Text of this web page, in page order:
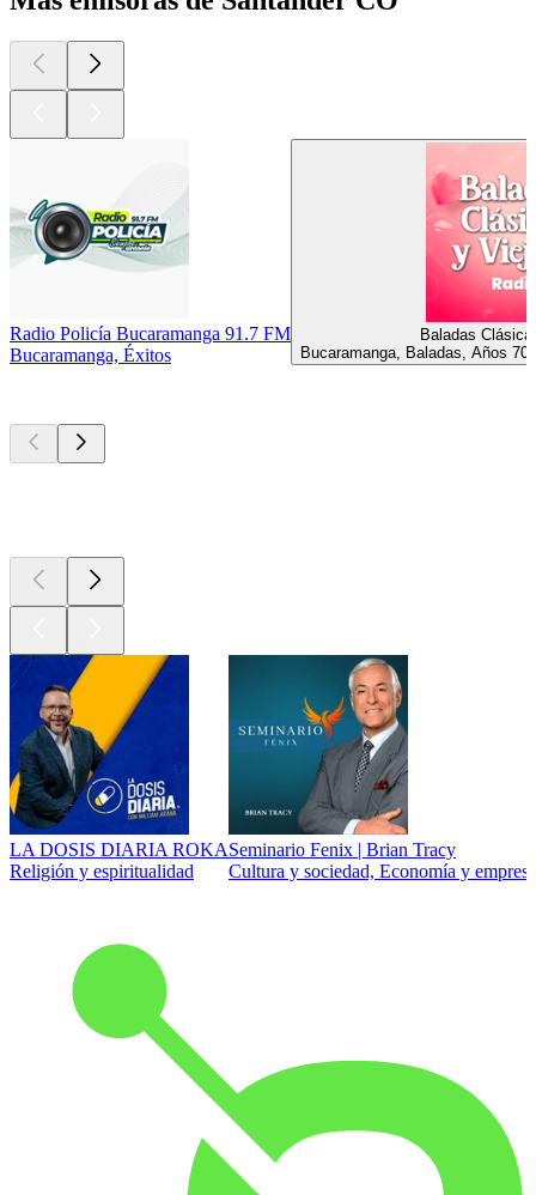
Radio Policía Bucaramanga 91.7 FM
Bucaramanga, Éxitos
Baladas
Bucaramanga, Baladas, Años
LA DOSIS DIARIA ROKA
Religión y espiritualidad
Seminario Fenix | Brian Tracy
Cultura y sociedad, Economía y